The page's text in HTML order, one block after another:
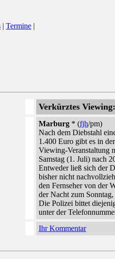
| Termine |
Verkürztes
Marburg * (fjh/pm)
Nach dem Diebstahl
1.400 Euro gibt es in
Viewing-Veranstaltung
Samstag (1. Juli) nach
Entweder ließ sich der
bisher nicht
den Fernseher von der
der Nacht zum
Die Polizei bittet
unter der
Ihr Kommentar